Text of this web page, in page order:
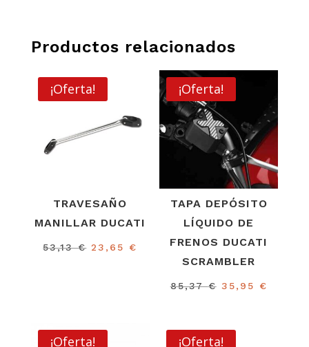
Productos relacionados
¡Oferta!
TRAVESAÑO
MANILLAR DUCATI
53,13€ El
23,65 €
actual
¡Oferta!
TAPA DEPÓSITO
LÍQUIDO DE
FRENOS DUCATI
SCRAMBLER
85,37€ El
era:
35,95 €
¡Oferta! ¡Oferta!